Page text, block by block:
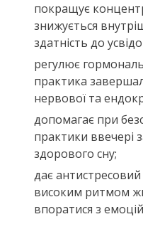
покращує
знижується
здатність до
регулює
практика
нервової та
допомагає при
практики ввечері
здорового сну;
дає
високим ритмом
впоратися з